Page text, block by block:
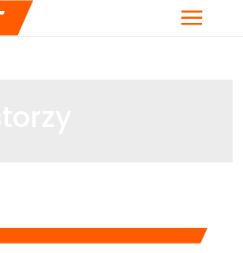
Menu